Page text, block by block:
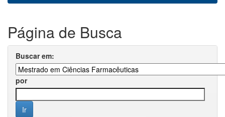
Página de Busca
Buscar em:
por